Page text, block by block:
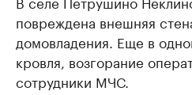
повреждена внешняя
домовладения. Еще в
кровля, возгорание
сотрудники МЧС.